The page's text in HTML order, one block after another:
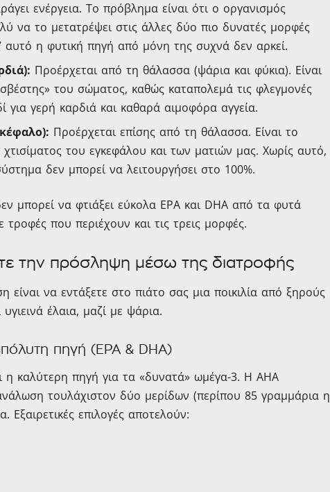
ενέργεια. Το πρόβλημα είναι ότι ο οργανισμός
να το μετατρέψει στις άλλες δύο πιο δυνατές μορφές
αυτό η φυτική πηγή από μόνη της συχνά δεν αρκεί.
Προέρχεται από τη θάλασσα (ψάρια και φύκια). Είναι
του σώματος, καθώς καταπολεμά τις φλεγμονές
για γερή καρδιά και καθαρά αιμοφόρα αγγεία.
Προέρχεται επίσης από τη θάλασσα. Είναι το
του εγκεφάλου και των ματιών μας. Χωρίς αυτό,
δεν μπορεί να λειτουργήσει στο 100%.
μπορεί να φτιάξει εύκολα EPA και DHA από τα φυτά
τροφές που περιέχουν και τις τρεις μορφές.
την πρόσληψη μέσω της διατροφής
είναι να εντάξετε στο πιάτο σας μια ποικιλία από ξηρούς
έλαια, μαζί με ψάρια.
πηγή (EPA & DHA)
η καλύτερη πηγή για τα «δυνατά» ωμέγα-3. Η AHA
τουλάχιστον δύο μερίδων (περίπου 85 γραμμάρια η
Εξαιρετικές επιλογές αποτελούν: